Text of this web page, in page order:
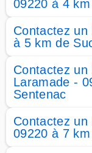
09220 à 4
Contactez
à 5 km de
Contactez
Laramade -
Sentenac
Contactez un
09220 à 7